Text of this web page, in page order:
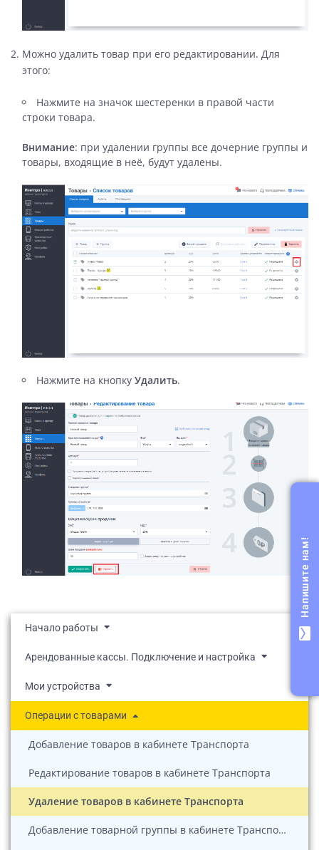
mail
Напишите нам!
Начало работы
Арендованные кассы. Подключение и настройка
Мои устройства
Операции с товарами
Добавление товаров в кабинете Транспорта
Редактирование товаров в кабинете Транспорта
Удаление товаров в кабинете Транспорта
Добавление товарной группы в кабинете Транспорта
Можно удалить товар при его редактировании. Для
этого:
Нажмите на значок шестеренки в правой части
строки товара.
Внимание: при удалении группы все дочерние группы и
товары, входящие в неё, будут удалены.
Нажмите на кнопку Удалить.